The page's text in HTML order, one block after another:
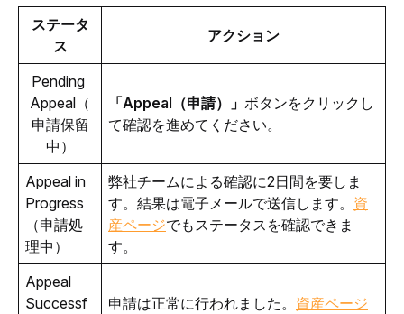
ステータ
ス
アクション
Pending
Appeal（
申請保留
中）
「Appeal（申請）」 ボタンをクリックし
て確認を進めてください。
Appeal in
Progress
（申請処
理中）
弊社チームによる確認に2日間を要しま
す。結果は電子メールで送信します。 資
産ページでもステータスを確認できま
す。
Appeal
Successf
申請は正常に行われました。 資産ページ